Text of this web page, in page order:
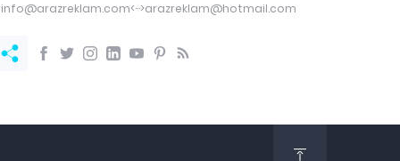
info@arazreklam.com<···>arazreklam@hotmail.com